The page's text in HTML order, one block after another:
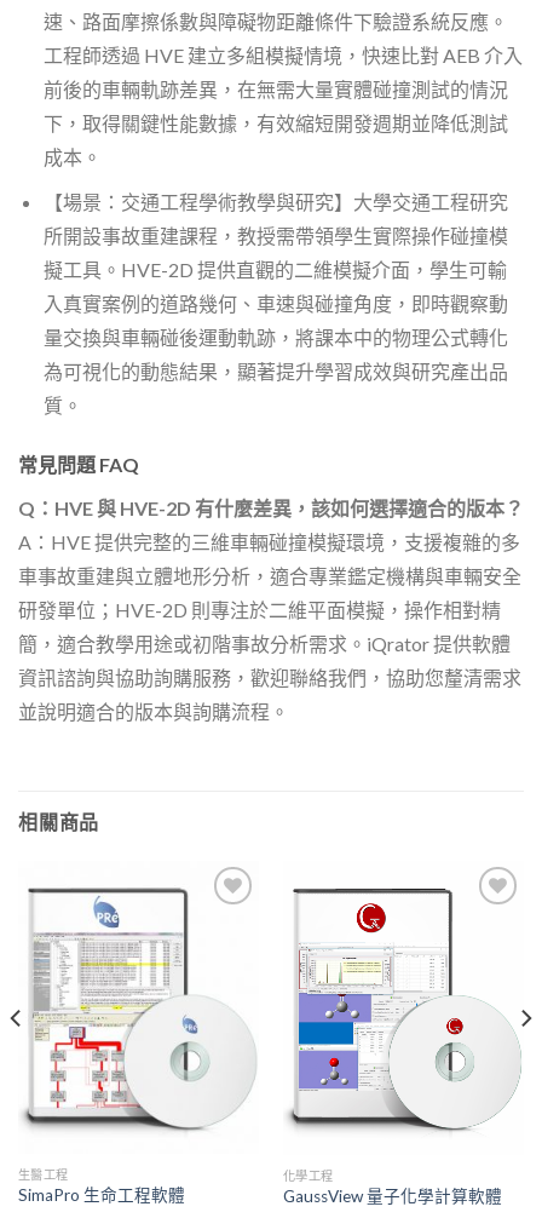
速、路面摩擦係數與障礙物距離條件下驗證系統反應。
工程師透過 HVE 建立多組模擬情境，快速比對 AEB 介入
前後的車輛軌跡差異，在無需大量實體碰撞測試的情況
下，取得關鍵性能數據，有效縮短開發週期並降低測試
成本。
【場景：交通工程學術教學與研究】大學交通工程研究
所開設事故重建課程，教授需帶領學生實際操作碰撞模
擬工具。HVE-2D 提供直觀的二維模擬介面，學生可輸
入真實案例的道路幾何、車速與碰撞角度，即時觀察動
量交換與車輛碰後運動軌跡，將課本中的物理公式轉化
為可視化的動態結果，顯著提升學習成效與研究產出品
質。
常見問題 FAQ
Q：HVE 與 HVE-2D 有什麼差異，該如何選擇適合的版本？
A：HVE 提供完整的三維車輛碰撞模擬環境，支援複雜的多
車事故重建與立體地形分析，適合專業鑑定機構與車輛安全
研發單位；HVE-2D 則專注於二維平面模擬，操作相對精
簡，適合教學用途或初階事故分析需求。iQrator 提供軟體
資訊諮詢與協助詢購服務，歡迎聯絡我們，協助您釐清需求
並說明適合的版本與詢購流程。
相關商品
生醫工程
SimaPro 生命工程軟體
化學工程
GaussView 量子化學計算軟體